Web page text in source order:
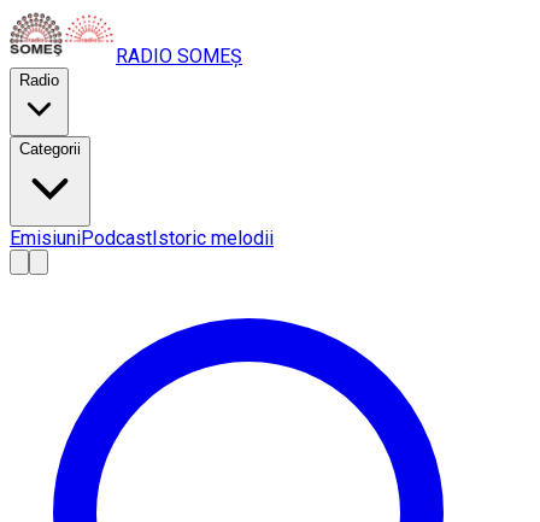
RADIO SOMEȘ
Radio
Categorii
EmisiuniPodcastIstoric melodii
AA